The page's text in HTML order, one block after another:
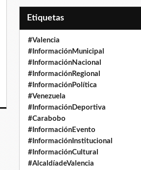
Etiquetas
#Valencia
#InformaciónMunicipal
#InformaciónNacional
#InformaciónRegional
#InformaciónPolítica
#Venezuela
#InformaciónDeportiva
#Carabobo
#InformaciónEvento
#InformaciónInstitucional
#InformaciónCultural
#AlcaldíadeValencia